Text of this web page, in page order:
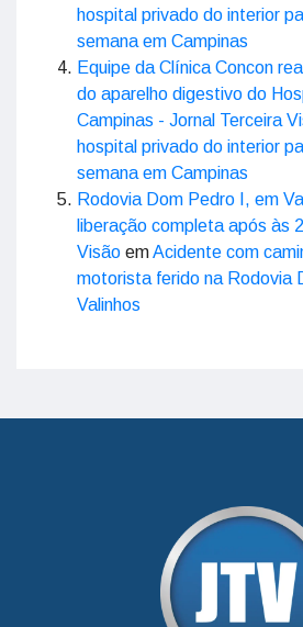
hospital privado do interior
semana em Campinas
Equipe da Clínica Concon
do aparelho digestivo do
Campinas - Jornal Terceira
hospital privado do interior
semana em Campinas
Rodovia Dom Pedro I, em
liberação completa após às
Visão emAcidente com
motorista ferido na Rodovia
Valinhos